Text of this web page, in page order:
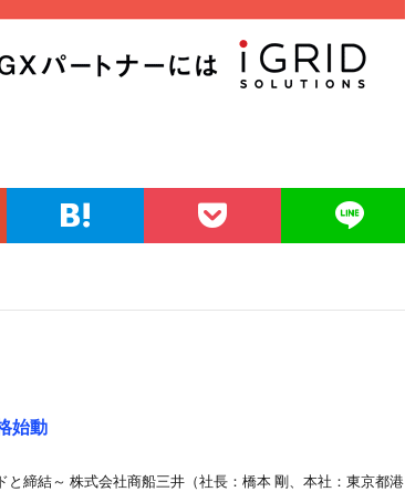
始動
締結～ 株式会社商船三井（社長：橋本 剛、本社：東京都港